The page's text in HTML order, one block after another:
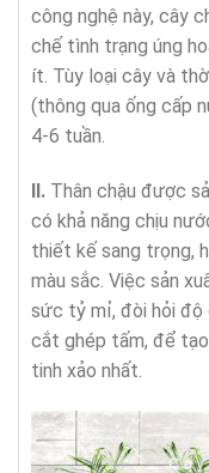
công nghệ này, cây
chế tình trạng úng
ít. Tùy loại cây và
(thông qua ống cấp
4-6 tuần.
II. Thân chậu được
có khả năng chịu
thiết kế sang trọng,
màu sắc. Việc sản
sức tỷ mỉ, đòi hỏi độ
cắt ghép tấm, để
tinh xảo nhất.